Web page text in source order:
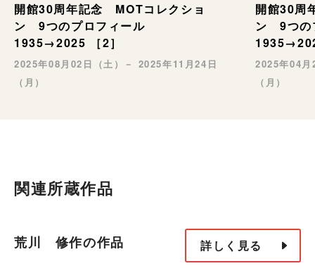
開館30周年記念 MOTコレクショ
ン 9つのプロフィール
1935→2025 ［2］
2025年08月02日（土）－ 2025年11月24日
（月）
開館30周
ン 9つ
2025年04
（月）
関連所蔵作品
荒川 修作の作品 詳しく見る